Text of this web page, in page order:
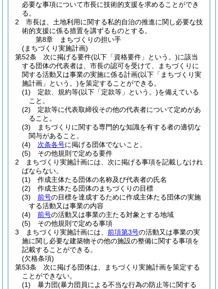
必要な事項について市長に技術的支援を求めることができ
る。
2
市長は、土地利用に関する私的自治の推進に関し必要な技
術的支援に係る措置を講ずるものとする。
第8章
まちづくりの担い手
(まちづくり実施計画)
第52条
次に掲げる要件(以下「資格要件」という。)に該当
する団体の代表者は、市長の認可を受けて、まちづくりに
関する活動又は事業の実施に係る計画(以下「まちづくり実
施計画」という。)を策定することができる。
(1)
定款、規約等(以下「定款等」という。)を備えている
こと。
(2)
定款等に代表取締役その他の代表者について定めがあ
ること。
(3)
まちづくりに関する専門的な知識を有する者の適切な
関与があること。
(4)
次条各号に掲げる団体でないこと。
(5)
その他規則で定める要件
2
まちづくり実施計画には、次に掲げる事項を記載しなけれ
ばならない。
(1)
作成主体たる団体の名称及び代表者の氏名
(2)
作成主体たる団体のまちづくりの目標
(3)
前号の目標を達成するために作成主体たる団体の実施
する活動又は事業の内容
(4)
前号の活動又は事業の主たる対象とする地域
(5)
その他規則で定める事項
3
まちづくり実施計画には、 前項第3号の活動又は事業の実
施に関し必要な建築物その他の施設の整備に関する事項を
記載することができる。
(欠格条項)
第53条
次に掲げる団体は、まちづくり実施計画を策定する
ことができない。
(1)
暴力団(暴力団員による不当な行為の防止等に関する